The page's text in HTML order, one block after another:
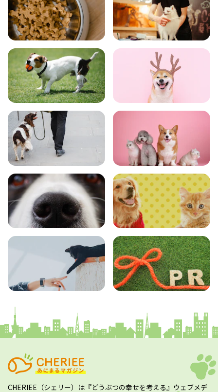
食事 お手入れ
トレーニング グッズ
おでかけ 図鑑
エンタメ クイズ
CHERIEE（シェリー） は『どうぶつの幸せを考える』ウェブメデ